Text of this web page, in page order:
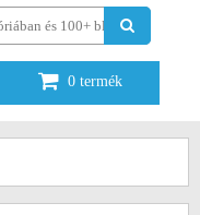
0 termék